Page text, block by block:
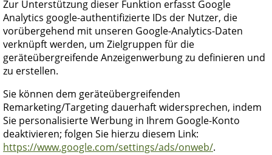
Zur Unterstützung dieser Funktion erfasst Google
Analytics google-authentifizierte IDs der Nutzer, die
vorübergehend mit unseren Google-Analytics-Daten
verknüpft werden, um Zielgruppen für die
geräteübergreifende Anzeigenwerbung zu definieren und
zu erstellen.
Sie können dem geräteübergreifenden
Remarketing/Targeting dauerhaft widersprechen, indem
Sie personalisierte Werbung in Ihrem Google-Konto
deaktivieren; folgen Sie hierzu diesem Link:
https://www.google.com/settings/ads/onweb/.